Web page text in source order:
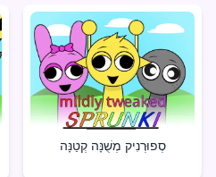
סְפוּרְנִיק מְשֻׁנָּה קְטַנָּה